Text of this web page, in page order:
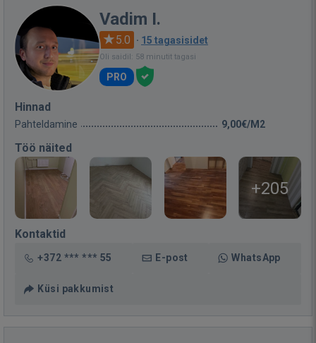
Vadim I.
5.0 · 15 tagasisidet
Oli saidil: 58 minutit tagasi
PRO
Hinnad
Pahteldamine 9,00€/M2
Töö näited
+205
Kontaktid
+372 *** *** 55 E-post WhatsApp
Küsi pakkumist